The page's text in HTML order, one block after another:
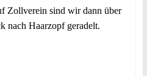
Zollverein sind wir dann über
nach Haarzopf geradelt.